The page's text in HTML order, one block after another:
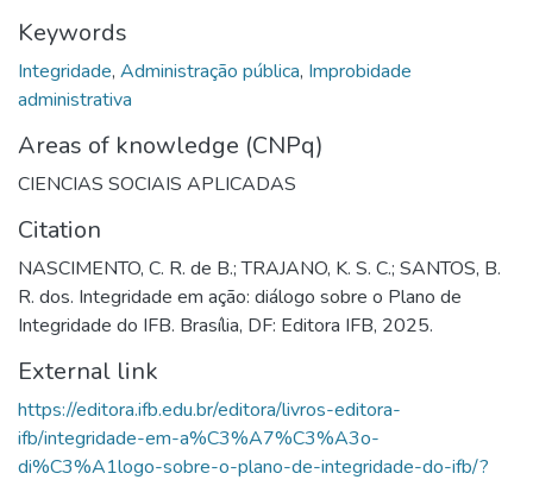
Keywords
Integridade, Administração pública, Improbidade
administrativa
Areas of knowledge (CNPq)
CIENCIAS SOCIAIS APLICADAS
Citation
NASCIMENTO, C. R. de B.; TRAJANO, K. S. C.; SANTOS, B.
R. dos. Integridade em ação: diálogo sobre o Plano de
Integridade do IFB. Brasília, DF: Editora IFB, 2025.
External link
https://editora.ifb.edu.br/editora/livros-editora-
ifb/integridade-em-a%C3%A7%C3%A3o-
di%C3%A1logo-sobre-o-plano-de-integridade-do-ifb/?